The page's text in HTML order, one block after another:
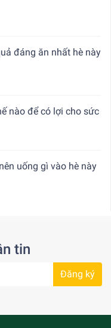
đáng ăn nhất hè này
nào để có lợi cho sức
uống gì vào hè này
tin
Đăng ký